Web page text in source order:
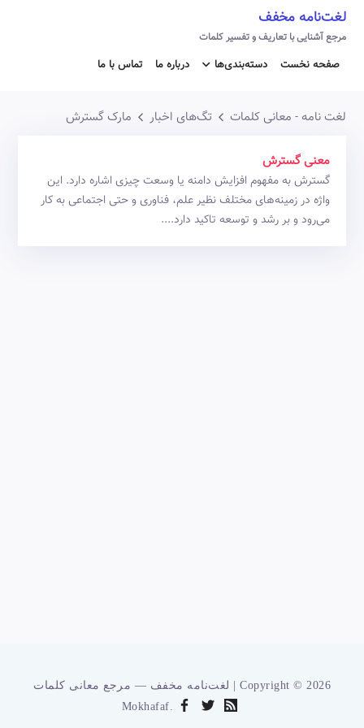
لغت‌نامه مخفف
مرجع آشنایی با تعاریف و تفسیر کلمات
صفحه نخست دسته‌بندی‌ها درباره ما تماس با ما
لغت نامه - معانی کلمات تگ‌های اخبار مارک گسترش
معنی گسترش
گسترش به مفهوم افزایش دامنه یا وسعت چیزی اشاره دارد. این
واژه در زمینه‌های مختلف نظیر علم، فناوری و حتی اجتماعی به کار
می‌رود و بر رشد و توسعه تاکید دارد....
لغت‌نامه مخفف — مرجع معانی کلمات | Copyright © 2026
Mokhafaf.